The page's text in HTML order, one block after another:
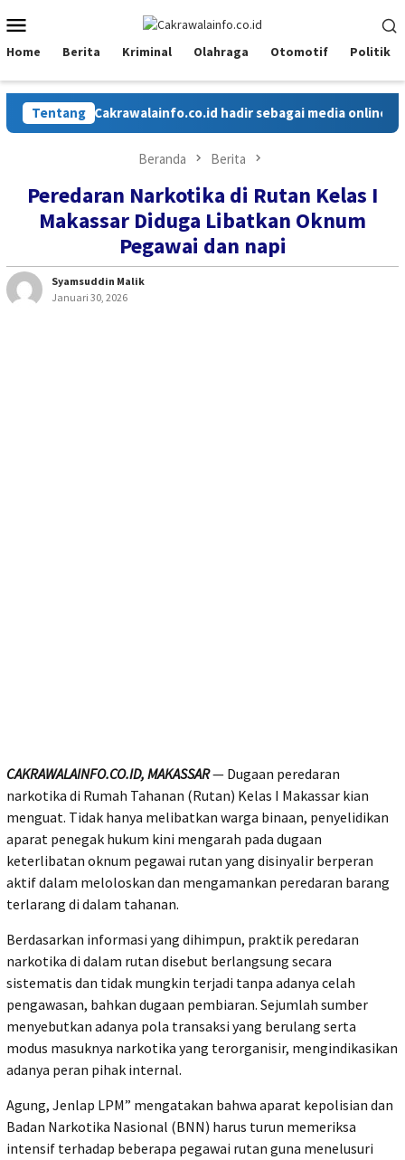
ke
kontenMobile
Home Berita Kriminal Olahraga Otomotif Politik
TentangCakrawalainfo.co.id hadir sebagai media online
Beranda Berita
Peredaran Narkotika di Rutan Kelas I
Makassar Diduga Libatkan Oknum
Pegawai dan napi
Syamsuddin Malik
Januari 30, 2026
CAKRAWALAINFO.CO.ID, MAKASSAR— Dugaan peredaran
narkotika di Rumah Tahanan (Rutan) Kelas I Makassar kian
menguat. Tidak hanya melibatkan warga binaan, penyelidikan
aparat penegak hukum kini mengarah pada dugaan
keterlibatan oknum pegawai rutan yang disinyalir berperan
aktif dalam meloloskan dan mengamankan peredaran barang
terlarang di dalam tahanan.
Berdasarkan informasi yang dihimpun, praktik peredaran
narkotika di dalam rutan disebut berlangsung secara
sistematis dan tidak mungkin terjadi tanpa adanya celah
pengawasan, bahkan dugaan pembiaran. Sejumlah sumber
menyebutkan adanya pola transaksi yang berulang serta
modus masuknya narkotika yang terorganisir, mengindikasikan
adanya peran pihak internal.
Agung, Jenlap LPM” mengatakan bahwa aparat kepolisian dan
Badan Narkotika Nasional (BNN) harus turun memeriksa
intensif terhadap beberapa pegawai rutan guna menelusuri